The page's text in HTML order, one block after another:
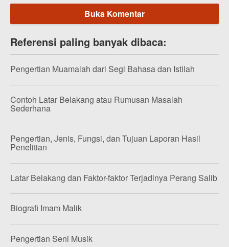
Buka Komentar
Referensi paling banyak dibaca:
Pengertian Muamalah dari Segi Bahasa dan Istilah
Contoh Latar Belakang atau Rumusan Masalah
Sederhana
Pengertian, Jenis, Fungsi, dan Tujuan Laporan Hasil
Penelitian
Latar Belakang dan Faktor-faktor Terjadinya Perang Salib
Biografi Imam Malik
Pengertian Seni Musik